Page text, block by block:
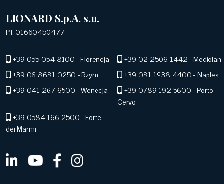
LIONARD S.p.A. s.u.
P.I. 01660450477
+39 055 054 8100- Florencja +39 02 2506 1442- Mediolan
+39 06 8681 0250- Rzym +39 081 1938 4400- Naples
+39 041 267 6500- Wenecja +39 0789 192 5600- Porto
Cervo
+39 0584 166 2500- Forte
dei Marmi